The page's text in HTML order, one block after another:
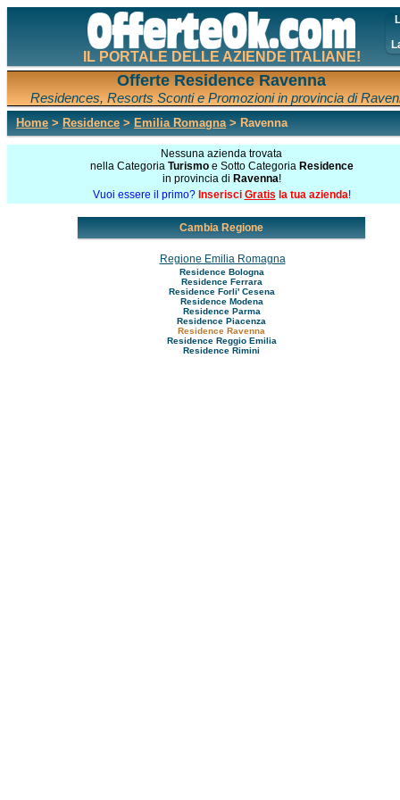
IL PORTALE DELLE AZIENDE ITALIANE!
Offerte Residence Ravenna
Residences, Resorts Sconti e Promozioni in provincia di
Home > Residence > Emilia Romagna> Ravenna
Nessuna azienda trovata
nella Categoria Turismoe Sotto Categoria Residence
in provincia di Ravenna!
Vuoi essere il primo? Inserisci Gratis la tua azienda!
Cambia Regione
Regione Emilia Romagna
Residence Bologna
Residence Ferrara
Residence Forli' Cesena
Residence Modena
Residence Parma
Residence Piacenza
Residence Ravenna
Residence Reggio Emilia
Residence Rimini